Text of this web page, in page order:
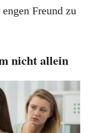
Freund zu
nicht allein